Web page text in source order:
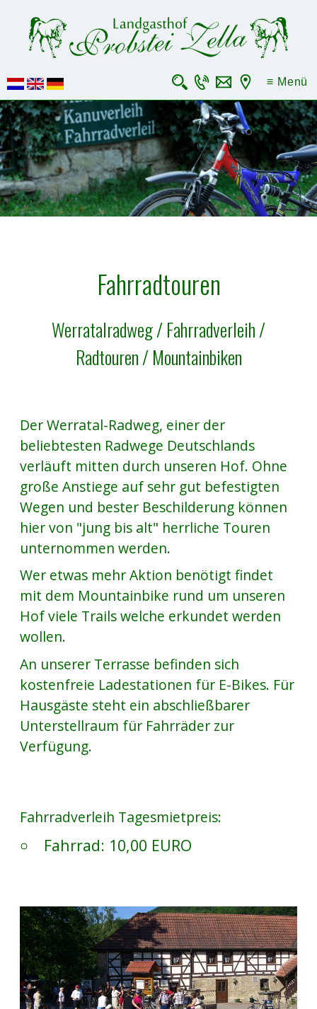
×
≡ Menü
Fahrradtouren
Werratalradweg / Fahrradverleih /
Radtouren / Mountainbiken
Der Werratal-Radweg, einer der
beliebtesten Radwege Deutschlands
verläuft mitten durch unseren Hof. Ohne
große Anstiege auf sehr gut befestigten
Wegen und bester Beschilderung können
hier von "jung bis alt" herrliche Touren
unternommen werden.
Wer etwas mehr Aktion benötigt findet
mit dem Mountainbike rund um unseren
Hof viele Trails welche erkundet werden
wollen.
An unserer Terrasse befinden sich
kostenfreie Ladestationen für E-Bikes. Für
Hausgäste steht ein abschließbarer
Unterstellraum für Fahrräder zur
Verfügung.
Fahrradverleih Tagesmietpreis:
Fahrrad: 10,00 EURO